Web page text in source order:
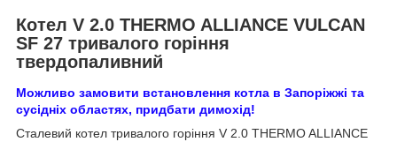
Котел V 2.0 THERMO ALLIANCE VULCAN
SF 27 тривалого горіння
твердопаливний
Можливо замовити встановлення котла в Запоріжжі та
сусідніх областях, придбати димохід!
Сталевий котел тривалого горіння V 2.0 THERMO ALLIANCE